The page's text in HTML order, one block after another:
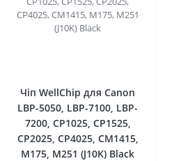
Чіп WellChip для Canon
LBP-5050, LBP-7100, LBP-
7200, CP1025, CP1525,
CP2025, CP4025, CM1415,
M175, M251 (J10K) Black